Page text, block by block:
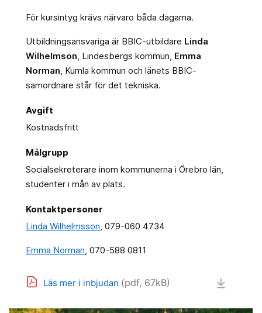
För kursintyg krävs närvaro båda dagarna.
Utbildningsansvariga är BBIC-utbildare Linda
Wilhelmson , Lindesbergs kommun, Emma
Norman , Kumla kommun och länets BBIC-
samordnare står för det tekniska.
Avgift
Kostnadsfritt
Målgrupp
Socialsekreterare inom kommunerna i Örebro län,
studenter i mån av plats.
Kontaktpersoner
Linda Wilhelmsson , 079-060 4734
Emma Norman , 070-588 0811
Läs mer i inbjudan (pdf, 67kB)